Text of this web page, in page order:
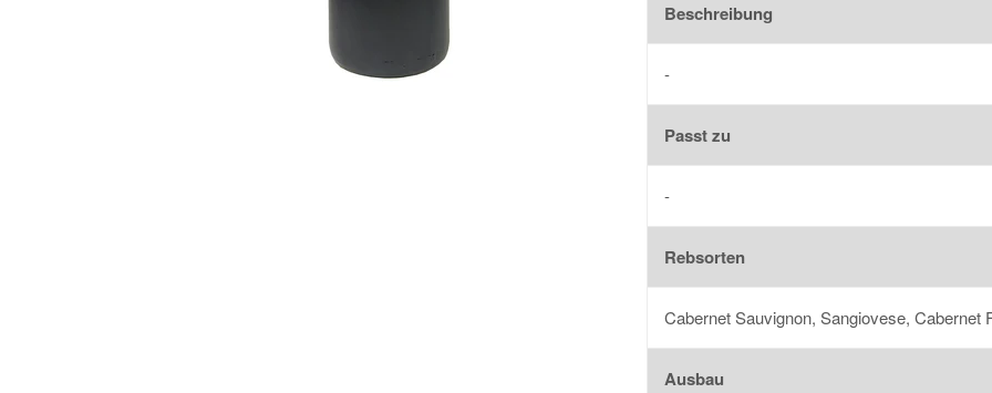
Beschreibung
-
Passt zu
-
Rebsorten
Cabernet Sauvignon, Sangiovese, Cabernet
Ausbau